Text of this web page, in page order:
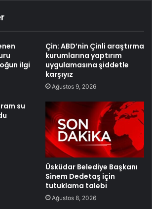
ilgi
Çin: ABD’nin Çinli araştırma
kurumlarına yaptırım
uygulamasına şiddetle
karşıyız
Ağustos 9, 2026
su
Üsküdar Belediye Başkanı
Sinem Dedetaş için
tutuklama talebi
Ağustos 8, 2026